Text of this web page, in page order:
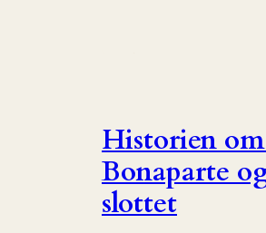
Historien
Bonaparte
slottet